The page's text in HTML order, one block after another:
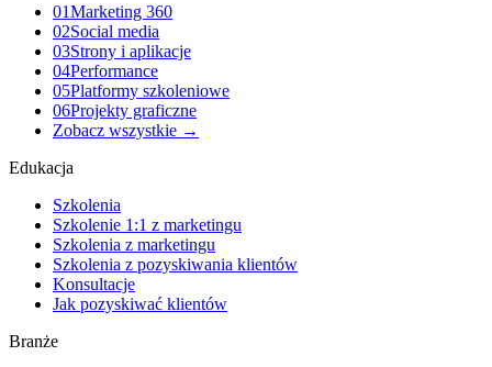
01Marketing 360
02Social media
03Strony i aplikacje
04Performance
05Platformy szkoleniowe
06Projekty graficzne
Zobacz wszystkie →
Edukacja
Szkolenia
Szkolenie 1:1 z marketingu
Szkolenia z marketingu
Szkolenia z pozyskiwania klientów
Konsultacje
Jak pozyskiwać klientów
Branże